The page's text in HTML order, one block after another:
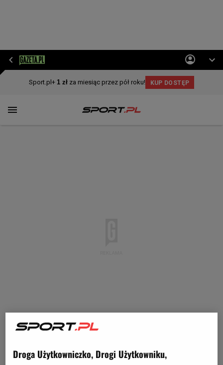
Droga Użytkowniczko, Drogi Użytkowniku,